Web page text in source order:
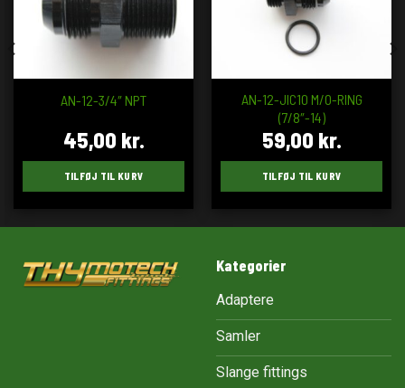
AN-12-3/4″ NPT
45,00 kr.
TILFØJ TIL KURV
AN-12-JIC10 M/O-RING
(7/8″-14)
59,00 kr.
TILFØJ TIL KURV
Kategorier
Adaptere
Samler
Slange fittings